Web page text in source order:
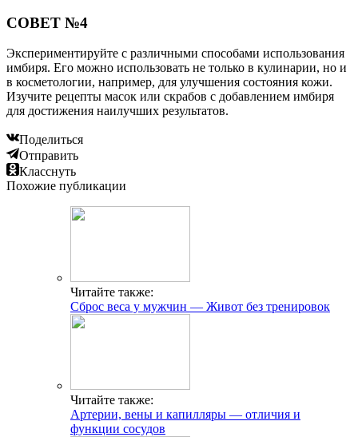
СОВЕТ №4
Экспериментируйте с различными способами использования
имбиря. Его можно использовать не только в кулинарии, но и
в косметологии, например, для улучшения состояния кожи.
Изучите рецепты масок или скрабов с добавлением имбиря
для достижения наилучших результатов.
Поделиться
Отправить
Класснуть
Похожие публикации
Читайте также:
Сброс веса у мужчин — Живот без тренировок
Читайте также:
Артерии, вены и капилляры — отличия и
функции сосудов